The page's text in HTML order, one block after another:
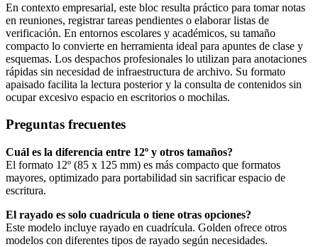
En contexto empresarial, este bloc resulta práctico para tomar notas
en reuniones, registrar tareas pendientes o elaborar listas de
verificación. En entornos escolares y académicos, su tamaño
compacto lo convierte en herramienta ideal para apuntes de clase y
esquemas. Los despachos profesionales lo utilizan para anotaciones
rápidas sin necesidad de infraestructura de archivo. Su formato
apaisado facilita la lectura posterior y la consulta de contenidos sin
ocupar excesivo espacio en escritorios o mochilas.
Preguntas frecuentes
Cuál es la diferencia entre 12º y otros tamaños?
El formato 12º (85 x 125 mm) es más compacto que formatos
mayores, optimizado para portabilidad sin sacrificar espacio de
escritura.
El rayado es solo cuadrícula o tiene otras opciones?
Este modelo incluye rayado en cuadrícula. Golden ofrece otros
modelos con diferentes tipos de rayado según necesidades.